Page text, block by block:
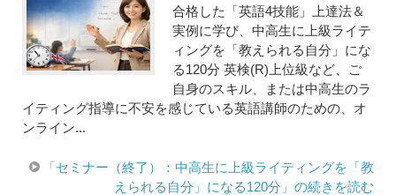
合格した「英語4技能」上達法＆
実例に学び、中高生に上級ライテ
ィングを「教えられる自分」にな
る120分 英検(R)上位級など、ご
自身のスキル、または中高生のラ
イティング指導に不安を感じている英語講師のための、オ
ンライン...
「セミナー（終了）：中高生に上級ライティングを「教
えられる自分」になる120分」の続きを読む